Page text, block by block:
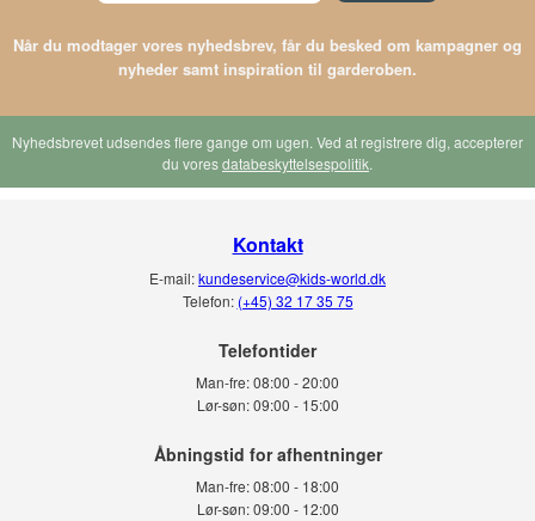
Kæmpe udvalg af t-shirts
Du har rigelige Dolce & Gabbana t-shirts at vælge mellem i vores sortiment.
andet at sige, end at vi håber, at I finder den Dolce & Gabbana t-shirt, som I er
på udkig efter. Se dig endelig omkring i resten af vores univers af tøj til børn
og teens og ikke mindst t-shirts.
Få leveres jeres nye Dolce & Gabbana t-shirt gratis i DK
Ved at købe jeres Dolce & Gabbana t-shirt her hos os, har i muligheden for, at
få den leveret gratis til en adresse i Danmark.
Når du modtager vores nyhedsbrev, får du besked om kampagner og
nyheder samt inspiration til garderoben.
Nyhedsbrevet udsendes flere gange om ugen. Ved at registrere dig, accepterer
du voresdatabeskyttelsespolitik.
Kontakt
E-mail:kundeservice@kids-world.dk
Telefon: (+45) 32 17 35 75
Telefontider
Man-fre:08:00 - 20:00
Lør-søn: 09:00 - 15:00
Man-fre:08:00 - 18:00
Lør-søn:09:00 - 12:00